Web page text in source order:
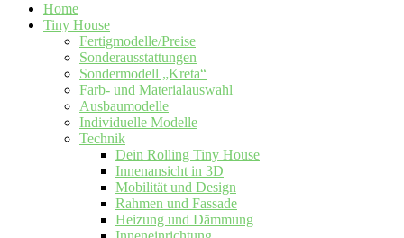
Home
Tiny House
Fertigmodelle/Preise
Sonderausstattungen
Sondermodell „Kreta“
Farb- und Materialauswahl
Ausbaumodelle
Individuelle Modelle
Technik
Dein Rolling Tiny House
Innenansicht in 3D
Mobilität und Design
Rahmen und Fassade
Heizung und Dämmung